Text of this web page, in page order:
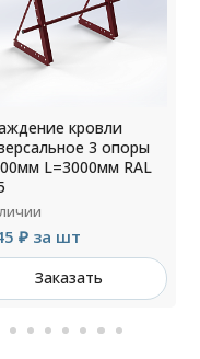
кровли
3 опоры
L=3000мм RAL
₽ за шт
Заказать